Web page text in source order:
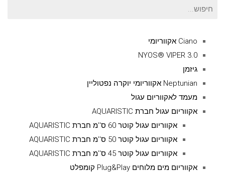
חיפוש
Ciano אקווריומי
NYOS® VIPER 3.0
גיזמן
Neptunian אקווריומי יוקרה נפטוליין
מעמד לאקווריום עגול
אקווריום עגול חברת AQUARISTIC
אקווריום עגול קוטר 60 ס''מ חברת AQUARISTIC
אקווריום עגול קוטר 50 ס''מ חברת AQUARISTIC
אקווריום עגול קוטר 45 ס''מ חברת AQUARISTIC
אקווריום מים מלוחים Plug&Play קומפלט